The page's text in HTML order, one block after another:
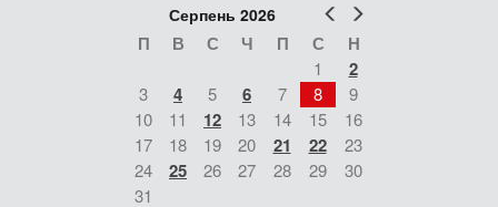
Попер
Серпень 2026
П В С Ч П С Н
1 2
3 4 5 6 7 8
9
10
11 12 13 14 15
16
17
18 19 20 21 22
23
24
25 26 27 28 29
30
31